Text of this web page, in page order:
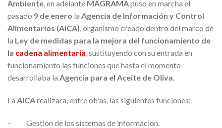
Ambiente, en adelante MAGRAMApuso en marcha el
pasado 9 de enero la Agencia de Información y Control
Alimentarios (AICA), organismo creado dentro del marco de
la Ley de medidas para la mejora del funcionamiento de
la cadena alimentaria, sustituyendo con su entrada en
funcionamiento las funciones que hasta el momento
desarrollaba la Agencia para el Aceite de Oliva.
La AICArealizara, entre otras, las siguientes funciones:
– Gestión de los sistemas de información.